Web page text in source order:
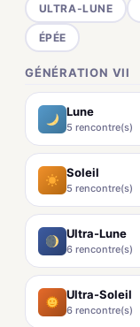
ULTRA-LUNE
ÉPÉE
GÉNÉRATION VII
Lune
5 rencontre(s)
Soleil
5 rencontre(s)
Ultra-Lune
6 rencontre(s)
Ultra-Soleil
6 rencontre(s)